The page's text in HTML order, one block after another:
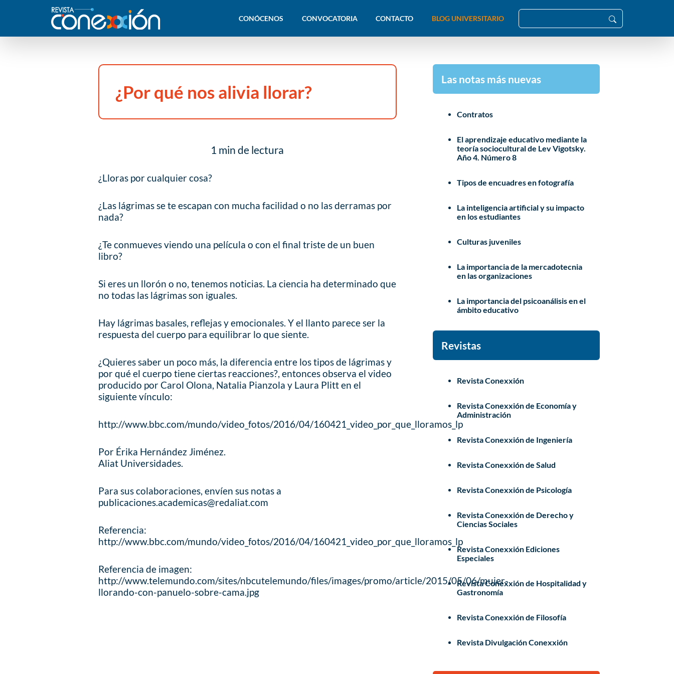
CONÓCENOS CONVOCATORIA CONTACTO BLOG UNIVERSITARIO
¿Por qué nos alivia llorar?
1 min de lectura
¿Lloras por cualquier cosa?
¿Las lágrimas se te escapan con mucha facilidad o no las derramas por
nada?
¿Te conmueves viendo una película o con el final triste de un buen
libro?
Si eres un llorón o no, tenemos noticias. La ciencia ha determinado que
no todas las lágrimas son iguales.
Hay lágrimas basales, reflejas y emocionales. Y el llanto parece ser la
respuesta del cuerpo para equilibrar lo que siente.
¿Quieres saber un poco más, la diferencia entre los tipos de lágrimas y
por qué el cuerpo tiene ciertas reacciones?, entonces observa el video
producido por Carol Olona, Natalia Pianzola y Laura Plitt en el
siguiente vínculo:
http://www.bbc.com/mundo/video_fotos/2016/04/160421_video_por_que_lloramos_lp
Por Érika Hernández Jiménez.
Aliat Universidades.
Para sus colaboraciones, envíen sus notas a
publicaciones.academicas@redaliat.com
Referencia:
http://www.bbc.com/mundo/video_fotos/2016/04/160421_video_por_que_lloramos_lp
Referencia de imagen:
http://www.telemundo.com/sites/nbcutelemundo/files/images/promo/article/2015/05/06/mujer-
llorando-con-panuelo-sobre-cama.jpg
Las notas más nuevas
Contratos
El aprendizaje educativo mediante la
teoría sociocultural de Lev Vigotsky.
Año 4. Número 8
Tipos de encuadres en fotografía
La inteligencia artificial y su impacto
en los estudiantes
Culturas juveniles
La importancia de la mercadotecnia
en las organizaciones
La importancia del psicoanálisis en el
ámbito educativo
Revistas
Revista Conexxión
Revista Conexxión de Economía y
Administración
Revista Conexxión de Ingeniería
Revista Conexxión de Salud
Revista Conexxión de Psicología
Revista Conexxión de Derecho y
Ciencias Sociales
Revista Conexxión Ediciones
Especiales
Revista Conexxión de Hospitalidad y
Gastronomía
Revista Conexxión de Filosofía
Revista Divulgación Conexxión